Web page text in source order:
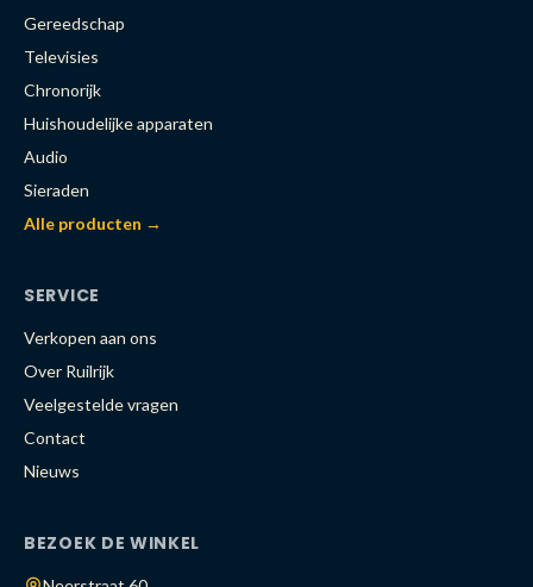
Gereedschap
Televisies
Chronorijk
Huishoudelijke apparaten
Audio
Sieraden
Alle producten →
SERVICE
Verkopen aan ons
Over Ruilrijk
Veelgestelde vragen
Contact
Nieuws
BEZOEK DE WINKEL